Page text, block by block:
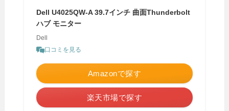
Dell U4025QW-A 39.7インチ 曲面Thunderbolt
ハブ モニター
Dell
口コミを見る
Amazonで探す
楽天市場で探す